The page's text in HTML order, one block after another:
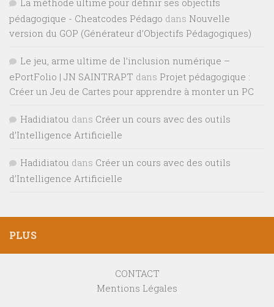
pédagogique - Cheatcodes Pédago dans Nouvelle
version du GOP (Générateur d’Objectifs Pédagogiques)
Le jeu, arme ultime de l’inclusion numérique –
ePortFolio | JN SAINTRAPT dans Projet pédagogique :
Créer un Jeu de Cartes pour apprendre à monter un PC
Hadidiatou dans Créer un cours avec des outils
d’Intelligence Artificielle
Hadidiatou dans Créer un cours avec des outils
d’Intelligence Artificielle
PLUS
CONTACT
Mentions Légales